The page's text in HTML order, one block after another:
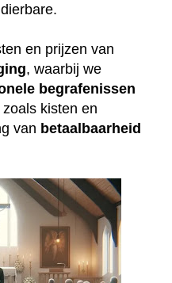
en prijzen van
, waarbij we
begrafenissen
kisten en
van betaalbaarheid